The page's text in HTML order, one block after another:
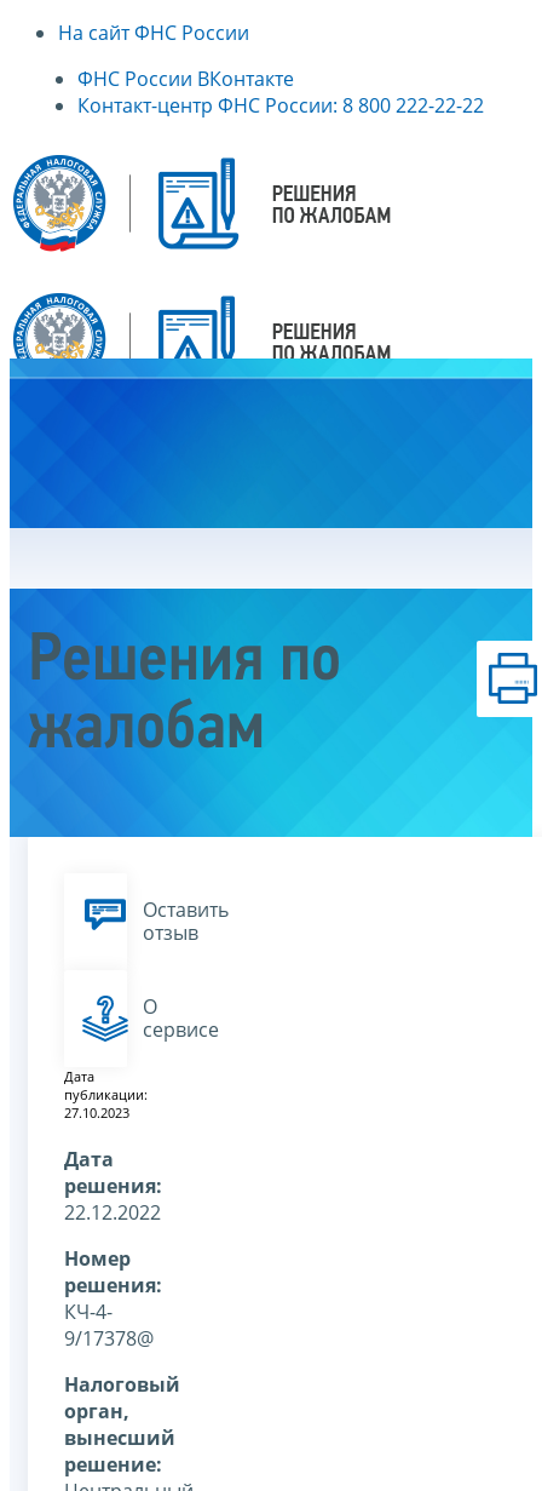
На сайт ФНС России
ФНС России ВКонтакте
Контакт-центр ФНС России: 8 800 222-22-22
Решения по
жалобам
Оставить
отзыв
О
сервисе
Дата
публикации:
27.10.2023
Дата
решения:
22.12.2022
Номер
решения:
КЧ-4-
9/17378@
Налоговый
орган,
вынесший
решение: